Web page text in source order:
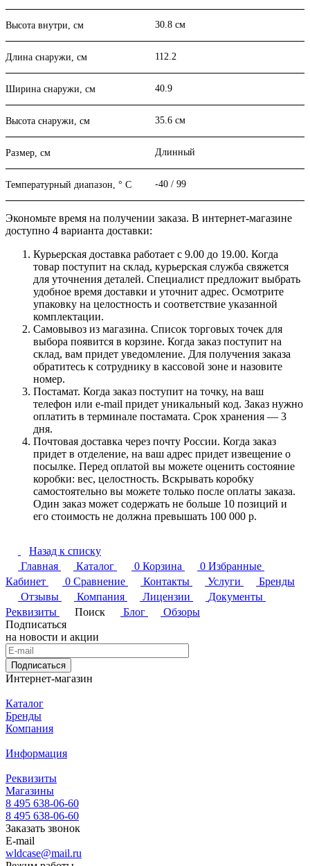
Высота внутри, см 30.8 см
Длина снаружи, см 112.2
Ширина снаружи, см 40.9
Высота снаружи, см 35.6 см
Размер, см Длинный
Температурный диапазон, ° C -40 / 99
Экономьте время на получении заказа. В интернет-магазине
доступно 4 варианта доставки:
Курьерская доставка работает с 9.00 до 19.00. Когда
товар поступит на склад, курьерская служба свяжется
для уточнения деталей. Специалист предложит выбрать
удобное время доставки и уточнит адрес. Осмотрите
упаковку на целостность и соответствие указанной
комплектации.
Самовывоз из магазина. Список торговых точек для
выбора появится в корзине. Когда заказ поступит на
склад, вам придет уведомление. Для получения заказа
обратитесь к сотруднику в кассовой зоне и назовите
номер.
Постамат. Когда заказ поступит на точку, на ваш
телефон или e-mail придет уникальный код. Заказ нужно
оплатить в терминале постамата. Срок хранения — 3
дня.
Почтовая доставка через почту России. Когда заказ
придет в отделение, на ваш адрес придет извещение о
посылке. Перед оплатой вы можете оценить состояние
коробки: вес, целостность. Вскрывать коробку
самостоятельно вы можете только после оплаты заказа.
Один заказ может содержать не больше 10 позиций и
его стоимость не должна превышать 100 000 р.
Назад к списку
Главная
Каталог 0 Корзина 0 Избранные
Кабинет
0 Сравнение Контакты Услуги
Бренды
Отзывы
Компания Лицензии
Документы
Реквизиты
Поиск Блог
Обзоры
Подписаться
на новости и акции
Подписаться
Интернет-магазин
Каталог
Бренды
Компания
Информация
Реквизиты
Магазины
8 495 638-06-60
8 495 638-06-60
Заказать звонок
E-mail
wldcase@mail.ru